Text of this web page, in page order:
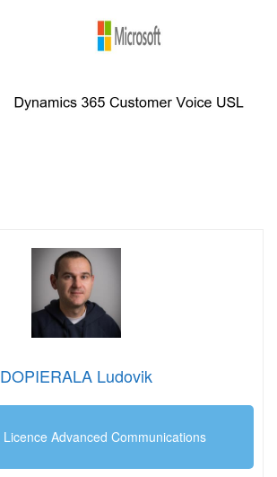
DOPIERALA Ludovik
Licence Advanced Communications